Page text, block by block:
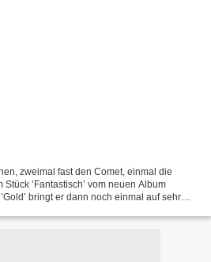
zweimal fast den Comet, einmal die
’Fantastisch’ vom neuen Album
bringt er dann noch einmal auf sehr